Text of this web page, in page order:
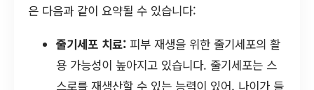
은 다음과 같이 요약될 수 있습니다:
줄기세포 치료: 피부 재생을 위한 줄기세포의 활
용 가능성이 높아지고 있습니다. 줄기세포는 스
스로를 재생산할 수 있는 능력이 있어, 나이가 들